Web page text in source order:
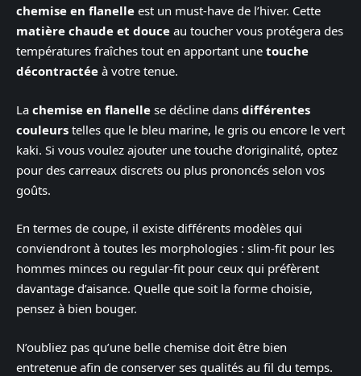
chemise en flanelle est un must-have de l’hiver. Cette
matière chaude et douce au toucher vous protégera des
températures fraîches tout en apportant une touche
décontractée à votre tenue.
La chemise en flanelle se décline dans différentes
couleurs telles que le bleu marine, le gris ou encore le vert
kaki. Si vous voulez ajouter une touche d’originalité, optez
pour des carreaux discrets ou plus prononcés selon vos
goûts.
En termes de coupe, il existe différents modèles qui
conviendront à toutes les morphologies : slim-fit pour les
hommes minces ou regular-fit pour ceux qui préfèrent
davantage d’aisance. Quelle que soit la forme choisie,
pensez à bien bouger.
N’oubliez pas qu’une belle chemise doit être bien
entretenue afin de conserver ses qualités au fil du temps.